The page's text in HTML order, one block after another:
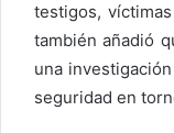
testigos,
también añadió
una
seguridad en